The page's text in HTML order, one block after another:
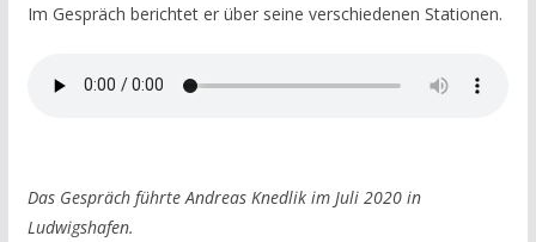
Im Gespräch berichtet er über seine verschiedenen Stationen.
Das Gespräch führte Andreas Knedlik im Juli 2020 in
Ludwigshafen.